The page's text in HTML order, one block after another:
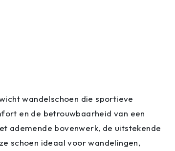
wandelschoen die sportieve
en de betrouwbaarheid van een
ademende bovenwerk, de uitstekende
schoen ideaal voor wandelingen,